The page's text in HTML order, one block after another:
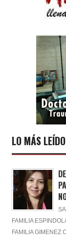
LO MÁS
FAMILIA
FAMILIA GIMENEZ